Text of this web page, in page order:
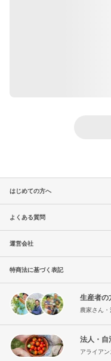
はじめての方へ
よくある質問
運営会社
特商法に基づく表記
生産者の
農家さん
法人・自
アライア